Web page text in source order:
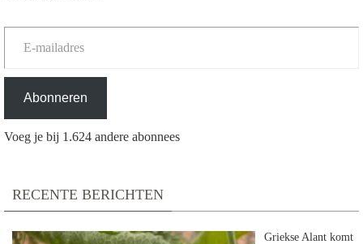
E-mailadres
Abonneren
Voeg je bij 1.624 andere abonnees
RECENTE BERICHTEN
Griekse Alant komt